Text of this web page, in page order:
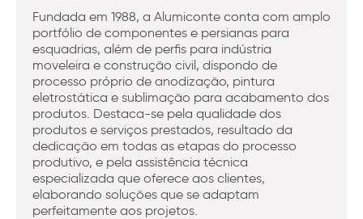
Fundada em 1988, a Alumiconte conta com amplo
portfólio de componentes e persianas para
esquadrias, além de perfis para indústria
moveleira e construção civil, dispondo de
processo próprio de anodização, pintura
eletrostática e sublimação para acabamento dos
produtos. Destaca-se pela qualidade dos
produtos e serviços prestados, resultado da
dedicação em todas as etapas do processo
produtivo, e pela assistência técnica
especializada que oferece aos clientes,
elaborando soluções que se adaptam
perfeitamente aos projetos.